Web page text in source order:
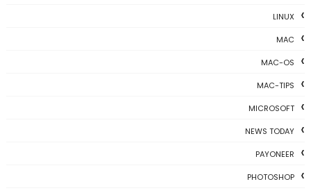
LINUX
MAC
MAC-OS
MAC-TIPS
MICROSOFT
NEWS TODAY
PAYONEER
PHOTOSHOP